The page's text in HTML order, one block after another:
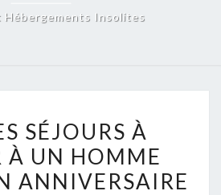
Hébergements Insolites
IDÉES
SÉJOURS
À
SÉJOURS À
À UN HOMME
ANNIVERSAIRE